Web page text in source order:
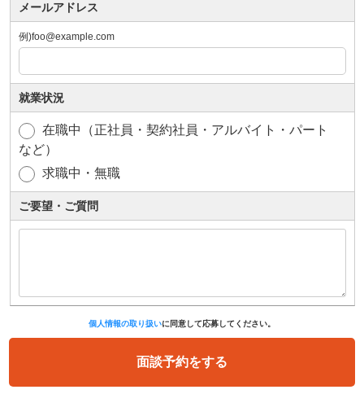
メールアドレス
例)foo@example.com
就業状況
在職中（正社員・契約社員・アルバイト・パート
など）
求職中・無職
ご要望・ご質問
個人情報の取り扱いに同意して応募してください。